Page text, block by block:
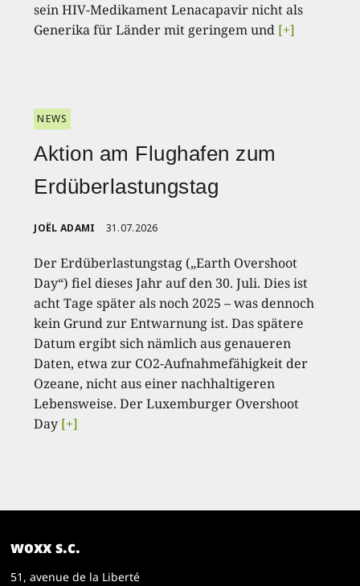
sein HIV-Medikament Lenacapavir nicht als
Generika für Länder mit geringem und [+]
NEWS
Aktion am Flughafen zum
Erdüberlastungstag
JOËL ADAMI 31.07.2026
Der Erdüberlastungstag („Earth Overshoot
Day“) fiel dieses Jahr auf den 30. Juli. Dies ist
acht Tage später als noch 2025 – was dennoch
kein Grund zur Entwarnung ist. Das spätere
Datum ergibt sich nämlich aus genaueren
Daten, etwa zur CO2-Aufnahmefähigkeit der
Ozeane, nicht aus einer nachhaltigeren
Lebensweise. Der Luxemburger Overshoot
Day [+]
woxx s.c.
51, avenue de la Liberté